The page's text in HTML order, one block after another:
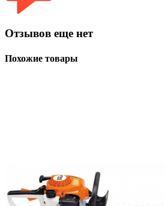
Отзывов еще нет
Похожие товары